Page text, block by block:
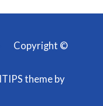
Copyright ©
theme by